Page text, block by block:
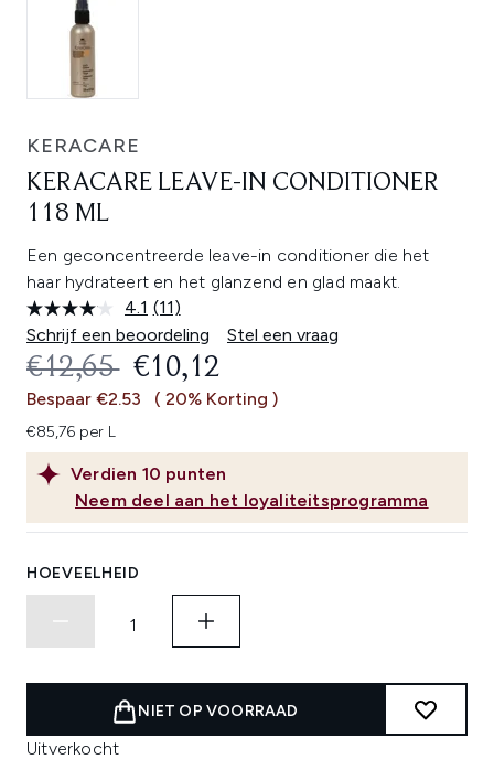
KERACARE
KERACARE LEAVE-IN CONDITIONER
118 ML
Een geconcentreerde leave-in conditioner die het
haar hydrateert en het glanzend en glad maakt.
4.1 Lees
11
beoordelingen.
Dezelfde
paginalink.
(11)
Schrijf een beoordeling
Stel een vraag
Verdien 10 punten
Neem deel aan het loyaliteitsprogramma
RECOMMENDED RETAIL PRICE:
€12,65 HUIDIGE PRIJS:
€10,12
Bespaar €2.53 ( 20% Korting )
€85,76 per L
HOEVEELHEID
NIET OP VOORRAAD
Uitverkocht